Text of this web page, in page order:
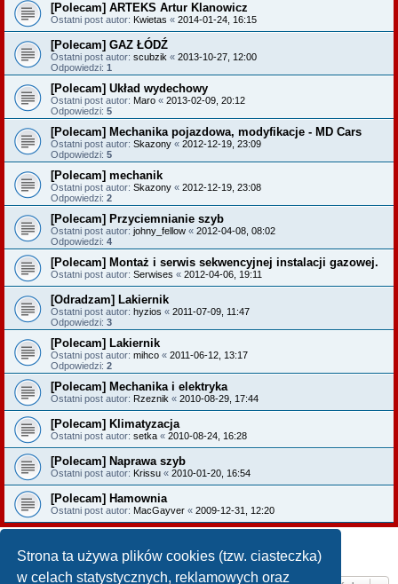
Strona ta używa plików cookies (tzw. ciasteczka)
w celach statystycznych, reklamowych oraz
[Polecam] ARTEKS Artur Klanowicz
Ostatni post autor: Kwietas « 2014-01-24, 16:15
[Polecam] GAZ ŁÓDŹ
Ostatni post autor: scubzik « 2013-10-27, 12:00
Odpowiedzi: 1
[Polecam] Układ wydechowy
Ostatni post autor: Maro « 2013-02-09, 20:12
Odpowiedzi: 5
[Polecam] Mechanika pojazdowa, modyfikacje - MD Cars
Ostatni post autor: Skazony « 2012-12-19, 23:09
Odpowiedzi: 5
[Polecam] mechanik
Ostatni post autor: Skazony « 2012-12-19, 23:08
Odpowiedzi: 2
[Polecam] Przyciemnianie szyb
Ostatni post autor: johny_fellow « 2012-04-08, 08:02
Odpowiedzi: 4
[Polecam] Montaż i serwis sekwencyjnej instalacji gazowej.
Ostatni post autor: Serwises « 2012-04-06, 19:11
[Odradzam] Lakiernik
Ostatni post autor: hyzios « 2011-07-09, 11:47
Odpowiedzi: 3
[Polecam] Lakiernik
Ostatni post autor: mihco « 2011-06-12, 13:17
Odpowiedzi: 2
[Polecam] Mechanika i elektryka
Ostatni post autor: Rzeznik « 2010-08-29, 17:44
[Polecam] Klimatyzacja
Ostatni post autor: setka « 2010-08-24, 16:28
[Polecam] Naprawa szyb
Ostatni post autor: Krissu « 2010-01-20, 16:54
[Polecam] Hamownia
Ostatni post autor: MacGayver « 2009-12-31, 12:20
Tematy: 21 • Strona1z 1